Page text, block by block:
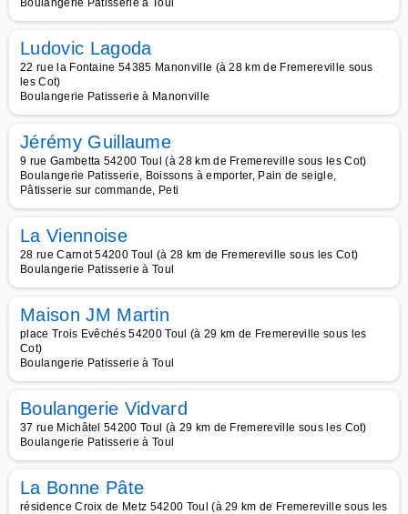
Boulangerie Patisserie à Toul
Ludovic Lagoda
22 rue la Fontaine 54385 Manonville (à 28 km de Fremereville sous
les Cot)
Boulangerie Patisserie à Manonville
Jérémy Guillaume
9 rue Gambetta 54200 Toul (à 28 km de Fremereville sous les Cot)
Boulangerie Patisserie, Boissons à emporter, Pain de seigle,
Pâtisserie sur commande, Peti
La Viennoise
28 rue Carnot 54200 Toul (à 28 km de Fremereville sous les Cot)
Boulangerie Patisserie à Toul
Maison JM Martin
place Trois Evêchés 54200 Toul (à 29 km de Fremereville sous les
Cot)
Boulangerie Patisserie à Toul
Boulangerie Vidvard
37 rue Michâtel 54200 Toul (à 29 km de Fremereville sous les Cot)
Boulangerie Patisserie à Toul
La Bonne Pâte
résidence Croix de Metz 54200 Toul (à 29 km de Fremereville sous les